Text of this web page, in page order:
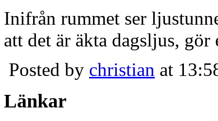
Inifrån rummet ser
att det är äkta dagsljus,
Posted by christian at
Länkar